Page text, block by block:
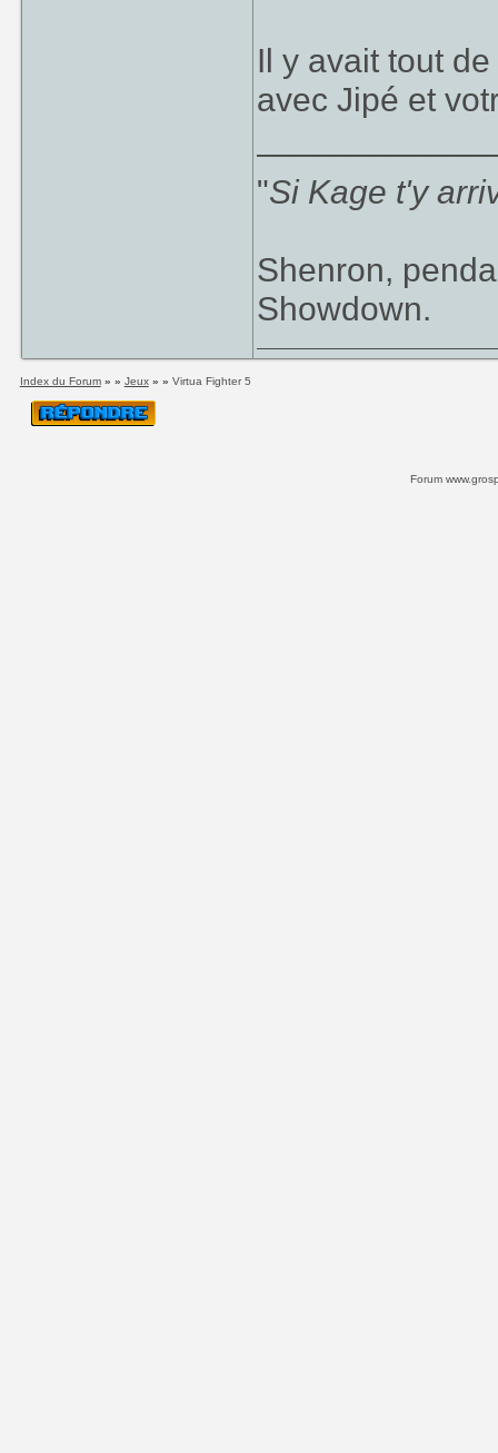
Il y avait tout
avec Jipé et
"Si Kage t'y
Shenron,
Showdown.
Index du Forum» » Jeux» » Virtua Fighter 5
Forum